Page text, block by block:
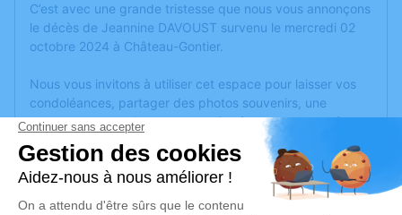
C’est avec une grande tristesse que nous vous annonçons
le décès de Jeannine DAVOUST survenu le mercredi 02
octobre 2024 à Château-Gontier.
Nous vous invitons à utiliser cet espace pour laisser vos
condoléances, partager des photos souvenirs, une
anecdote ou exprimer vos pensées à travers des poèmes
ou des textes. Cet endroit est un lieu d'expression dédié à
honorer la mémoire de Jeannine DAVOUST.
Un service de plantation d’arbre hommage estdisponible